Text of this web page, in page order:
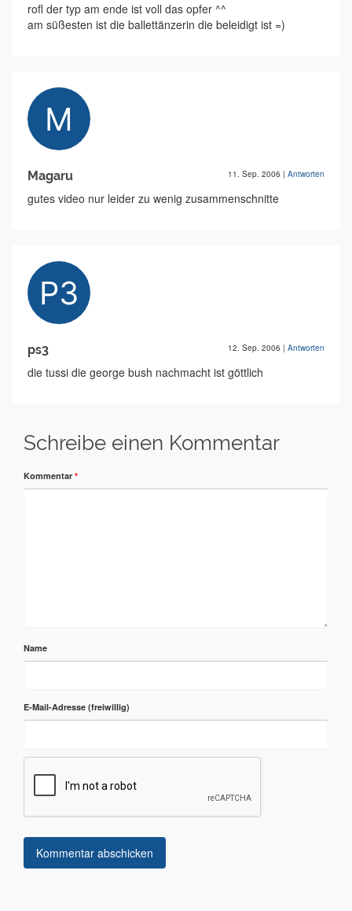
rofl der typ am ende ist voll das opfer ^^
am süßesten ist die ballettänzerin die beleidigt ist =)
Magaru 11. Sep. 2006 | Antworten
gutes video nur leider zu wenig zusammenschnitte
ps3 12. Sep. 2006 | Antworten
die tussi die george bush nachmacht ist göttlich
Schreibe einen Kommentar
Kommentar *
Name
E-Mail-Adresse